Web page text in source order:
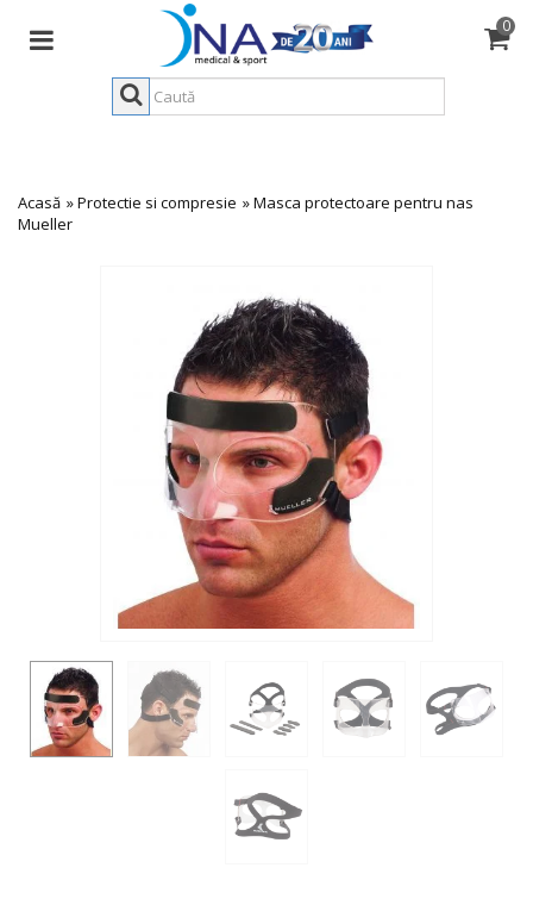
0
Acasă »Protectie si compresie »Masca protectoare pentru nas
Mueller